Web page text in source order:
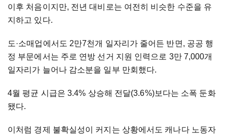
이후 처음이지만, 전년 대비로는 여전히 비슷한 수준을 유
지하고 있다.
도·소매업에서도 2만7천개 일자리가 줄어든 반면, 공공 행
정 부문에서는 주로 연방 선거 지원 인력으로 3만 7,000개
일자리가 늘어나 감소분을 일부 만회했다.
4월 평균 시급은 3.4% 상승해 전달(3.6%)보다는 소폭 둔화
됐다.
이처럼 경제 불확실성이 커지는 상황에서도 캐나다 노동자